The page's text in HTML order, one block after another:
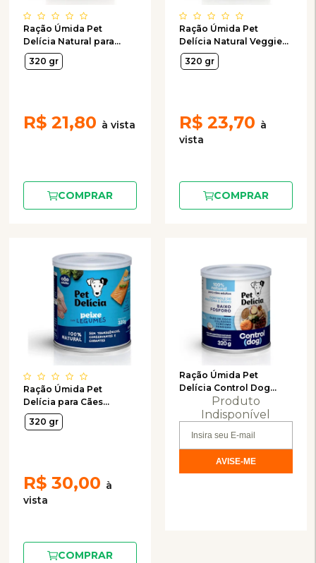
Ração Úmida Pet
Delícia Natural para
Cães Adultos Sabor
Risotinho de Frango
320 gr
R$ 21,80
COMPRAR
Ração Úmida Pet
Delícia Natural Veggie
Dog para Cães 320g
320 gr
R$ 23,70
COMPRAR
Ração Úmida Pet
Delícia para Cães
Adultos Sabor Peixe
com Legumes 320g
320 gr
R$ 30,00
COMPRAR
Ração Úmida Pet
Delícia Control Dog
Baixo Fósforo para Cães
320g
Produto
Indisponível